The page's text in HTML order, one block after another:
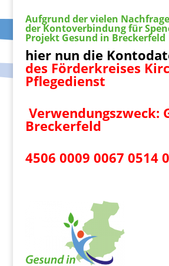
Aufgrund der vielen
der Kontoverbindung für
Projekt Gesund in Breckerfeld
hier nun die
des Förderkreises
Pflegedienst
Verwendungszweck:
Breckerfeld
4506 0009 0067 0514